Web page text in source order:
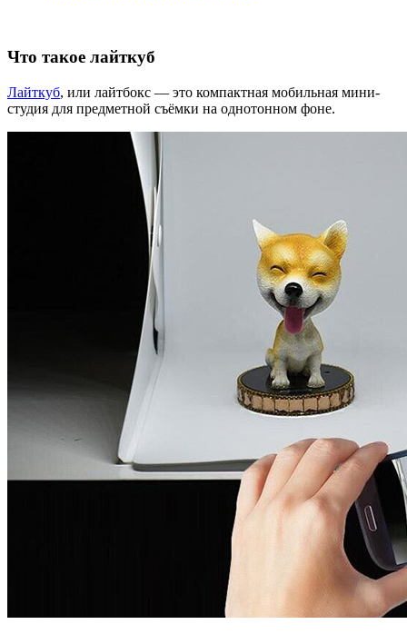
Что такое лайткуб
Лайткуб, или лайтбокс — это компактная мобильная мини-
студия для предметной съёмки на однотонном фоне.